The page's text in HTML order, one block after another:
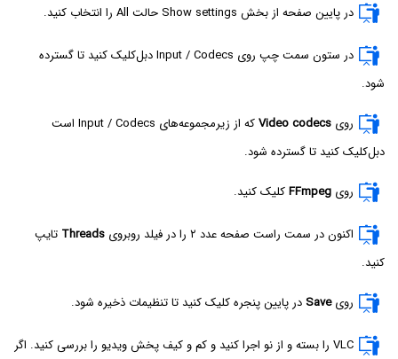
در پایین صفحه از بخش Show settings حالت All را انتخاب کنید.
در ستون سمت چپ روی Input / Codecs‌ دبل‌کلیک کنید تا گسترده
شود.
روی Video codecs
که از زیرمجموعه‌های Input / Codecs است
دبل‌کلیک کنید تا گسترده شود.
روی FFmpegکلیک کنید.
اکنون در سمت راست صفحه عدد ۲ را در فیلد روبروی Threads تایپ
کنید.
رویSave در پایین پنجره کلیک کنید تا تنظیمات ذخیره شود.
VLC را بسته و از نو اجرا کنید و کم و کیف پخش ویدیو را بررسی کنید. اگر